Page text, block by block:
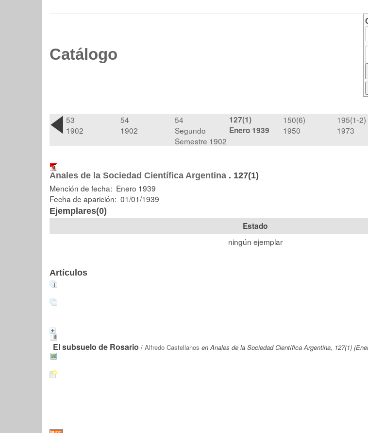
Catálogo
53
1902
54
1902
54
Segundo
Semestre 1902
127(1)
Enero 1939
150(6)
1950
195(1-2)
1973
Anales de la Sociedad Científica Argentina . 127(1)
Mención de fecha: Enero 1939
Fecha de aparición: 01/01/1939
Ejemplares(0)
Estado
ningún ejemplar
Artículos
El subsuelo de Rosario / Alfredo Castellanos en Anales de la Sociedad Científica Argentina, 127(1)